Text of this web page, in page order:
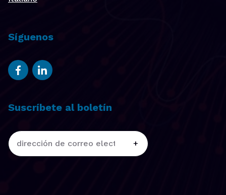
Síguenos
Suscríbete al boletín